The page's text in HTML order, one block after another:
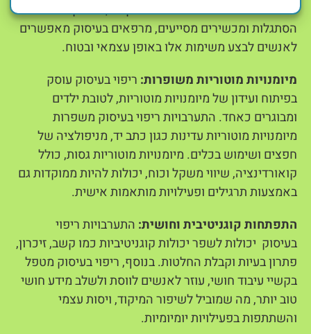
וטיפוח. באמצעות התערבויות ממוקדות, טכניקות
הסתגלות ומכשירים מסייעים, מרפאים בעיסוק מאפשרים
לאנשים לבצע משימות אלו באופן עצמאי ובטוח.
מיומנויות מוטוריות משופרות: ריפוי בעיסוק עוסק
בפיתוח ועידון של מיומנויות מוטוריות, לטובת ילדים
ומבוגרים כאחד. התערבויות ריפוי בעיסוק משפרות
מיומנויות מוטוריות עדינות כגון כתב יד, מניפולציה של
חפצים ושימוש בכלים. מיומנויות מוטוריות גסות, כולל
קואורדינציה, שיווי משקל וכוח, יכולות להיות ממוקדות גם
באמצעות תרגילים ופעילויות מותאמות אישית.
התפתחות קוגניטיבית וחושית: התערבויות ריפוי
בעיסוק יכולות לשפר יכולות קוגניטיביות כמו קשב, זיכרון,
פתרון בעיות וקבלת החלטות. בנוסף, ריפוי בעיסוק מטפל
בקשיי עיבוד חושי, עוזר לאנשים לווסת ולשלב מידע חושי
טוב יותר, מה שמוביל לשיפור המיקוד, ויסות עצמי
והשתתפות בפעילויות יומיומיות.